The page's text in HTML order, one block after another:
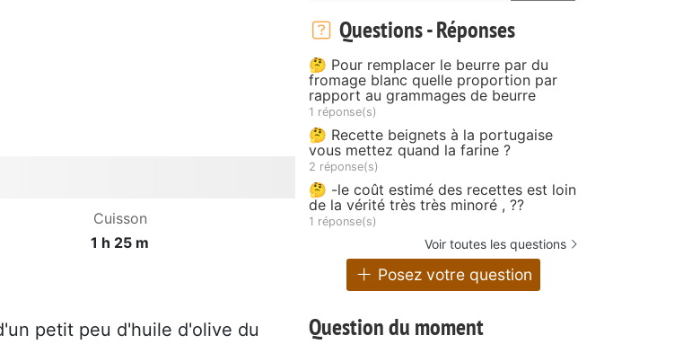
Cuisson
1 h 25 m
petit peu d'huile d'olive du
Questions - Réponses
🤔 Pour remplacer le beurre par du
fromage blanc quelle proportion par
rapport au grammages de beurre
1 réponse(s)
🤔 Recette beignets à la portugaise
vous mettez quand la farine ?
2 réponse(s)
🤔 -le coût estimé des recettes est loin
de la vérité très très minoré , ??
1 réponse(s)
Voir toutes les questions
Posez votre question
Question du moment